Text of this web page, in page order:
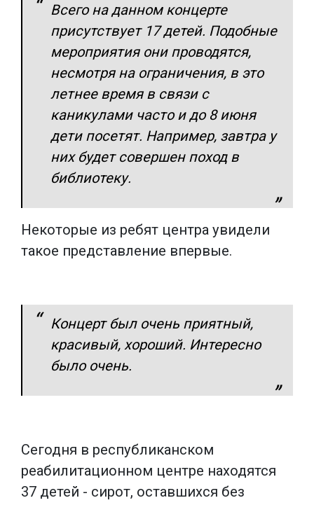
Всего на данном концерте
присутствует 17 детей. Подобные
мероприятия они проводятся,
несмотря на ограничения, в это
летнее время в связи с
каникулами часто и до 8 июня
дети посетят. Например, завтра у
них будет совершен поход в
библиотеку.
Некоторые из ребят центра увидели
такое представление впервые.
Концерт был очень приятный,
красивый, хороший. Интересно
было очень.
Сегодня в республиканском
реабилитационном центре находятся
37 детей - сирот, оставшихся без